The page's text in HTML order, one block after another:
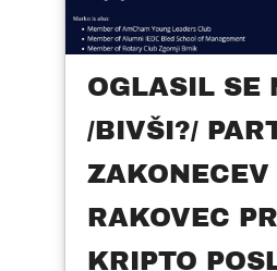
OGLASIL SE
/BIVŠI?/
ZAKONECEV
RAKOVEC PRI
KRIPTO